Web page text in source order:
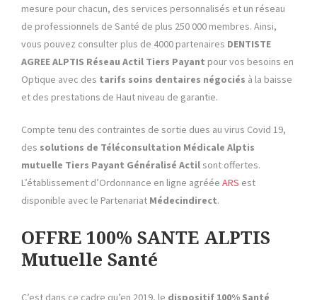
mesure pour chacun, des services personnalisés et un réseau
de professionnels de Santé de plus 250 000 membres. Ainsi,
vous pouvez consulter plus de 4000 partenaires DENTISTE
AGREE ALPTIS Réseau Actil Tiers Payant pour vos besoins en
Optique avec des tarifs soins dentaires négociés à la baisse
et des prestations de Haut niveau de garantie.
Compte tenu des contraintes de sortie dues au virus Covid 19,
des solutions de Téléconsultation Médicale Alptis
mutuelle Tiers Payant Généralisé Actil sont offertes.
L’établissement d’Ordonnance en ligne agréée ARS est
disponible avec le Partenariat Médecindirect.
OFFRE 100% SANTE ALPTIS
Mutuelle Santé
C’est dans ce cadre qu’en 2019, le dispositif 100% Santé